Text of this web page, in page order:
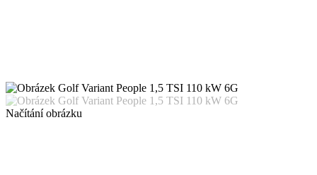
Načítání obrázku